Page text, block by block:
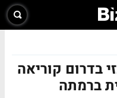
בדרום קוריאה
ברמתה